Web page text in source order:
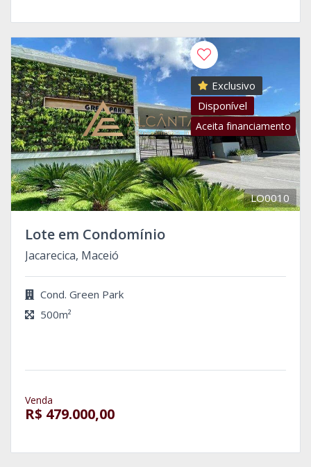
Exclusivo
Disponível
Aceita financiamento
LO0010
Lote em Condomínio
Jacarecica, Maceió
Cond. Green Park
500m²
Venda
R$ 479.000,00